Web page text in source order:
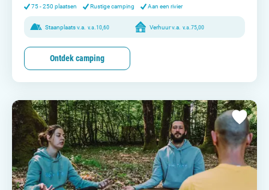
75 - 250 plaatsen Rustige camping Aan een rivier
Staanplaats v.a. v.a. 10,60 Verhuur v.a. v.a. 75,00
Ontdek camping